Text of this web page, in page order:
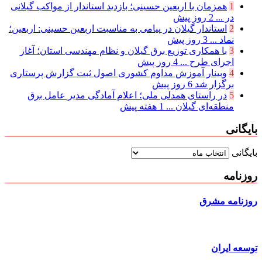
1 همزمان با اربعین حسینی؛ بازدید استاندار از مواکب گیلانی
در ... 2 روز پیش
2 استاندار گیلان در پیامی به مناسبت اربعین حسینی: اربعین؛
نماد ... 3 روز پیش
3 با همکاری توزیع برق گیلان و نظام مهندسی استان؛ آغاز
اجرای طرح ... 4 روز پیش
4 وبینار آموزش مداوم کشوری اصول ثبت گزارش پرستاری
برگزار شد 6 روز پیش
5 در راستای همدلی ملی؛ اعلام آمادگی مدیر عامل برق
منطقه‌ای گیلان ... 1 هفته پیش
بایگانی
بایگانی
روزنامه
روزنامه مشرق
توسعه ایران